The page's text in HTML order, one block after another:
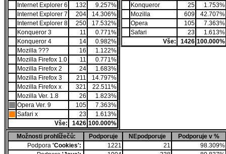
Internet Explorer 6
132
9.257%
Internet Explorer 7
204
14.306%
Internet Explorer 8
250
17.532%
Konqueror 3
11
0.771%
Konqueror 4
14
0.982%
Mozilla ???
16
1.122%
Mozilla Firefox 1.0
11
0.771%
Mozilla Firefox 2
24
1.683%
Mozilla Firefox 3
211
14.797%
Mozilla Firefox x
321
22.511%
Mozilla Ver. 1.8
26
1.823%
Opera Ver. 9
105
7.363%
Safari x
23
1.613%
Vše:
1426 100.000%
Konqueror
25
1.753%
Mozilla
609
42.707%
Opera
105
7.363%
Safari
23
1.613%
Vše:
1426 100.000%
Možnosti prohlížečů: Podporuje NEpodporuje
Podporuje v %
Podpora 'Cookies': 1221 21
98.309%